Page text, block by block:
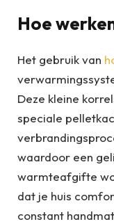
Hoe
Het gebruik van
Deze kleine
speciale
waardoor een
warmteafgifte
dat je huis
constant